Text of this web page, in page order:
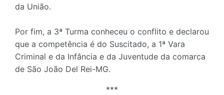
da União.
Por fim, a 3ª Turma conheceu o conflito e declarou
que a competência é do Suscitado, a 1ª Vara
Criminal e da Infância e da Juventude da comarca
de São João Del Rei-MG.
***